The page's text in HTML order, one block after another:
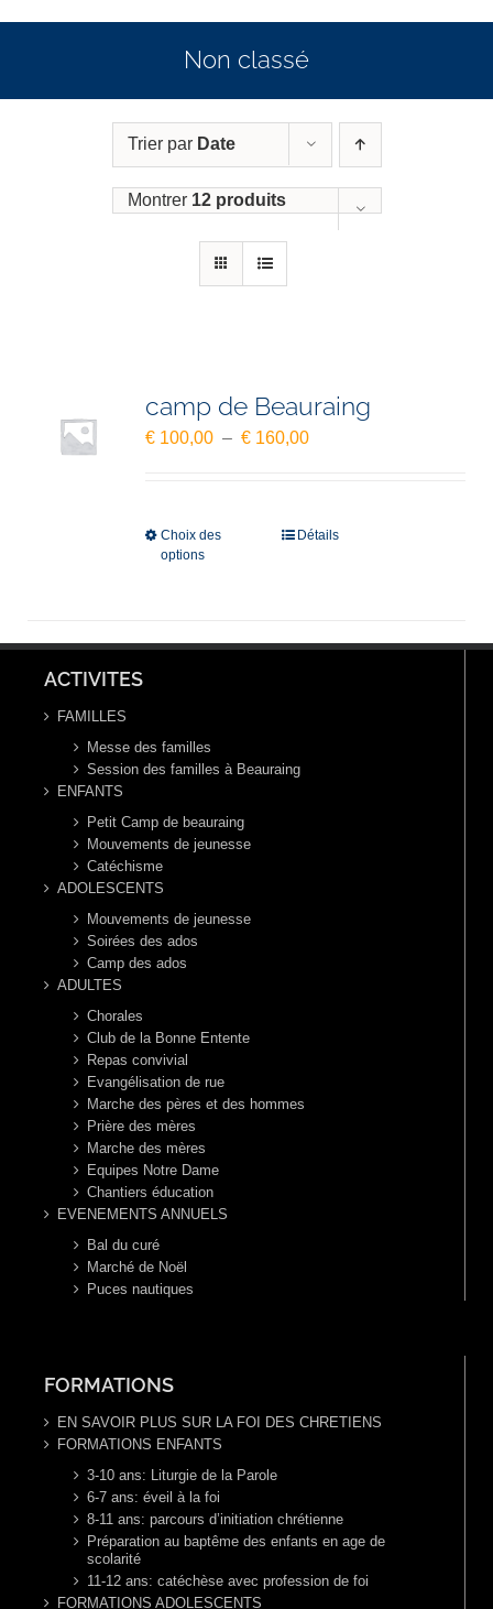
Non classé
Trier par Date
Montrer 12 produits
camp de Beauraing
€ 100,00 – € 160,00Plage
à
Choix des
options
Détails
ACTIVITES
FAMILLES
Messe des familles
Session des familles à Beauraing
ENFANTS
Petit Camp de beauraing
Mouvements de jeunesse
Catéchisme
ADOLESCENTS
Mouvements de jeunesse
Soirées des ados
Camp des ados
ADULTES
Chorales
Club de la Bonne Entente
Repas convivial
Evangélisation de rue
Marche des pères et des hommes
Prière des mères
Marche des mères
Equipes Notre Dame
Chantiers éducation
EVENEMENTS ANNUELS
Bal du curé
Marché de Noël
Puces nautiques
FORMATIONS
EN SAVOIR PLUS SUR LA FOI DES CHRETIENS
FORMATIONS ENFANTS
3-10 ans: Liturgie de la Parole
6-7 ans: éveil à la foi
8-11 ans: parcours d’initiation chrétienne
Préparation au baptême des enfants en age de
scolarité
11-12 ans: catéchèse avec profession de foi
FORMATIONS ADOLESCENTS